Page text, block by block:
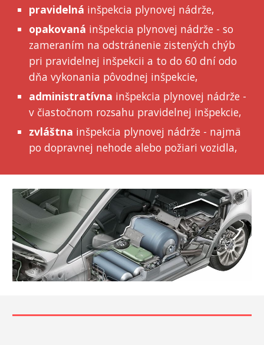
pravidelná inšpekcia plynovej nádrže,
opakovaná inšpekcia plynovej nádrže -so
zameraním na odstránenie zistených chýb
pri pravidelnej inšpekcii a to do 60 dní odo
dňa vykonania pôvodnej inšpekcie,
administratívna inšpekcia plynovej nádrže -
v čiastočnom rozsahu pravidelnej inšpekcie,
zvláštna inšpekcia plynovej nádrže - najmä
po dopravnej nehode alebo požiari vozidla,